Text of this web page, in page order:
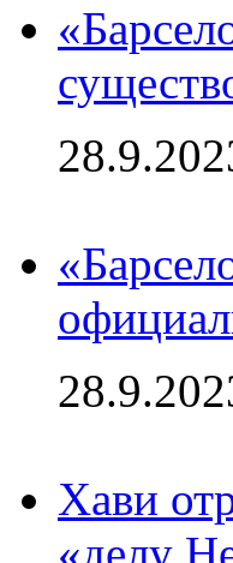
Хави
«делу